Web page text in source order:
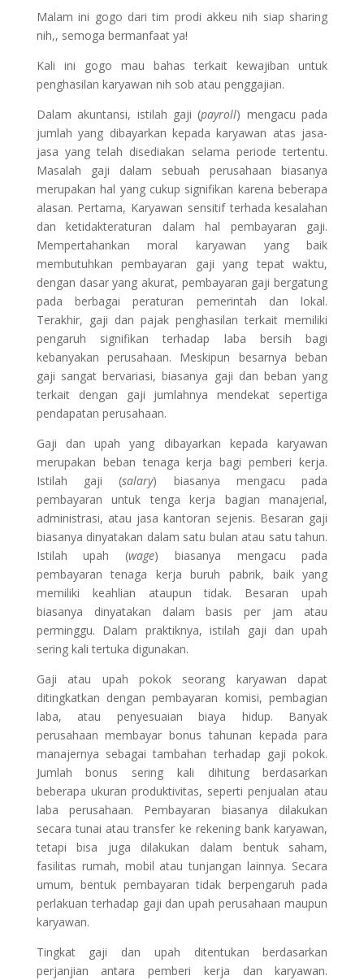
Malam ini gogo dari tim prodi akkeu nih siap sharing
nih,, semoga bermanfaat ya!
Kali ini gogo mau bahas terkait kewajiban untuk
penghasilan karyawan nih sob atau penggajian.
Dalam akuntansi, istilah gaji (payroll) mengacu pada
jumlah yang dibayarkan kepada karyawan atas jasa-
jasa yang telah disediakan selama periode tertentu.
Masalah gaji dalam sebuah perusahaan biasanya
merupakan hal yang cukup signifikan karena beberapa
alasan. Pertama, Karyawan sensitif terhada kesalahan
dan ketidakteraturan dalam hal pembayaran gaji.
Mempertahankan moral karyawan yang baik
membutuhkan pembayaran gaji yang tepat waktu,
dengan dasar yang akurat, pembayaran gaji bergatung
pada berbagai peraturan pemerintah dan lokal.
Terakhir, gaji dan pajak penghasilan terkait memiliki
pengaruh signifikan terhadap laba bersih bagi
kebanyakan perusahaan. Meskipun besarnya beban
gaji sangat bervariasi, biasanya gaji dan beban yang
terkait dengan gaji jumlahnya mendekat sepertiga
pendapatan perusahaan.
Gaji dan upah yang dibayarkan kepada karyawan
merupakan beban tenaga kerja bagi pemberi kerja.
Istilah gaji (salary) biasanya mengacu pada
pembayaran untuk tenga kerja bagian manajerial,
administrasi, atau jasa kantoran sejenis. Besaran gaji
biasanya dinyatakan dalam satu bulan atau satu tahun.
Istilah upah (wage) biasanya mengacu pada
pembayaran tenaga kerja buruh pabrik, baik yang
memiliki keahlian ataupun tidak. Besaran upah
biasanya dinyatakan dalam basis per jam atau
perminggu. Dalam praktiknya, istilah gaji dan upah
sering kali tertuka digunakan.
Gaji atau upah pokok seorang karyawan dapat
ditingkatkan dengan pembayaran komisi, pembagian
laba, atau penyesuaian biaya hidup. Banyak
perusahaan membayar bonus tahunan kepada para
manajernya sebagai tambahan terhadap gaji pokok.
Jumlah bonus sering kali dihitung berdasarkan
beberapa ukuran produktivitas, seperti penjualan atau
laba perusahaan. Pembayaran biasanya dilakukan
secara tunai atau transfer ke rekening bank karyawan,
tetapi bisa juga dilakukan dalam bentuk saham,
fasilitas rumah, mobil atau tunjangan lainnya. Secara
umum, bentuk pembayaran tidak berpengaruh pada
perlakuan terhadap gaji dan upah perusahaan maupun
karyawan.
Tingkat gaji dan upah ditentukan berdasarkan
perjanjian antara pemberi kerja dan karyawan.